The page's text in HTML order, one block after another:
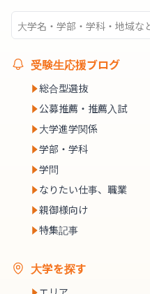
受験生応援ブログ
総合型選抜
公募推薦・推薦入試
大学進学関係
学部・学科
学問
なりたい仕事、職業
親御様向け
特集記事
大学を探す